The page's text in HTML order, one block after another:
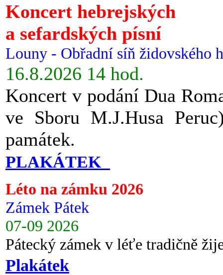
Koncert hebrejských
a sefardských písní
Louny - Obřadní síň židovského
16.8.2026 14 hod.
Koncert v podání Dua
ve Sboru M.J.Husa
památek.
PLAKÁTEK
Léto na zámku 2026
Zámek Pátek
07-09 2026
Pátecký zámek v léťe tradičně
Plakátek